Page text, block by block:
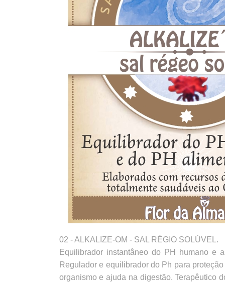
02 - ALKALIZE-OM - SAL RÉGIO SOLÚVEL.
Equilibrador instantâneo do PH humano e
Regulador e equilibrador do Ph para
organismo e ajuda na digestão. Terapêutico